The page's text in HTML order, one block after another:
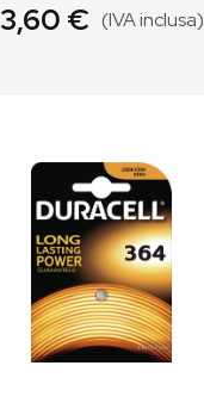
3,60 € (IVA inclusa)